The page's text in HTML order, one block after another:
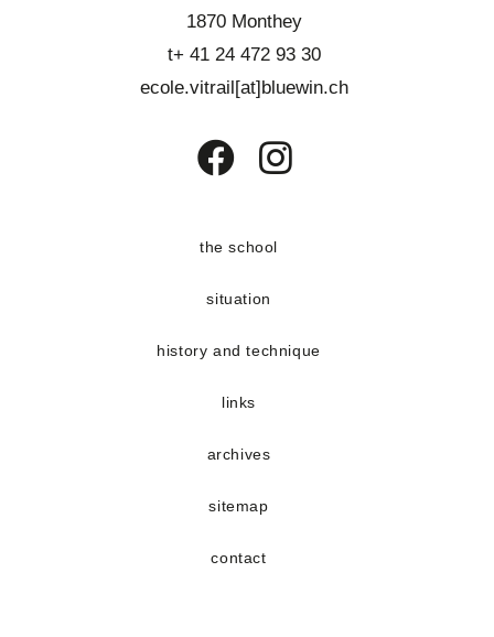
1870 Monthey
t+ 41 24 472 93 30
ecole.vitrail[at]bluewin.ch
a
tab
a
the school
situation
history and technique
links
archives
sitemap
contact